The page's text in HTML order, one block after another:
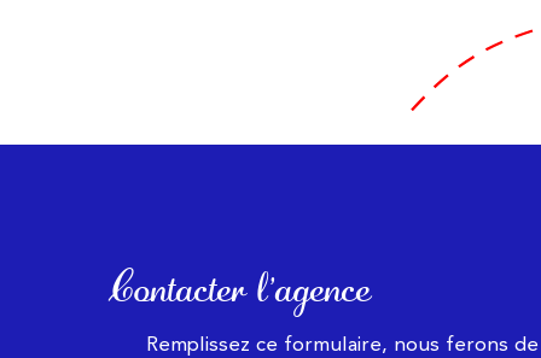
Contacter l'agence
Remplissez ce formulaire, nous ferons de